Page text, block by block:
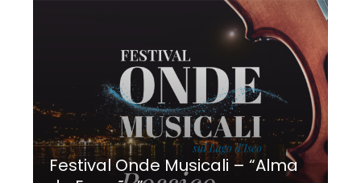
Festival Onde Musicali – “Alma